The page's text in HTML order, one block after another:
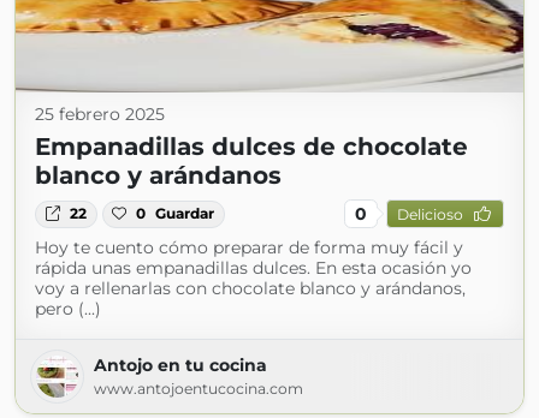
25 febrero 2025
Empanadillas dulces de chocolate
blanco y arándanos
22 0 Guardar 0 Delicioso
Hoy te cuento cómo preparar de forma muy fácil y
rápida unas empanadillas dulces. En esta ocasión yo
voy a rellenarlas con chocolate blanco y arándanos,
pero (...)
Antojo en tu cocina
www.antojoentucocina.com